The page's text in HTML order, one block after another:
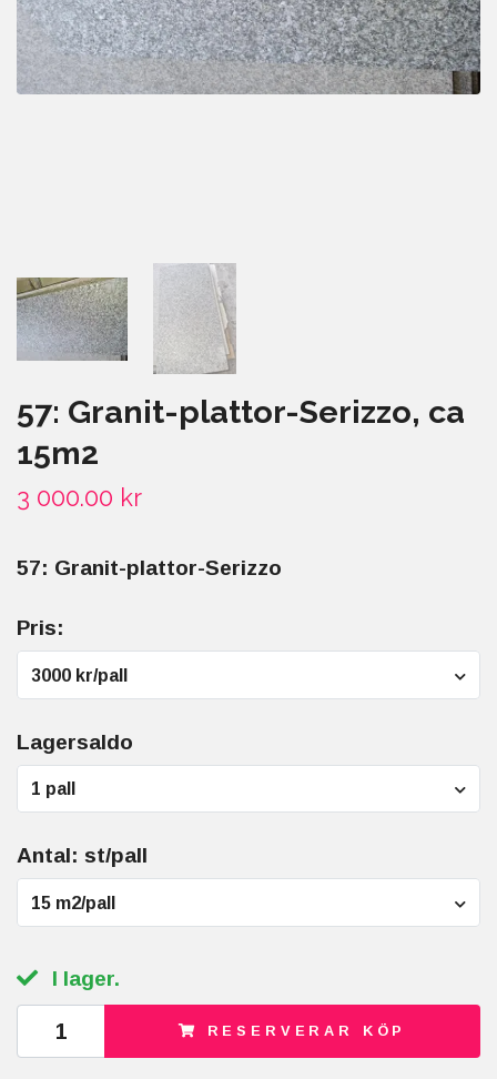
57: Granit-plattor-Serizzo, ca
15m2
3 000.00 kr
57: Granit-plattor-Serizzo
Pris:
3000 kr/pall
Lagersaldo
1 pall
Antal: st/pall
15 m2/pall
I lager.
RESERVERAR KÖP